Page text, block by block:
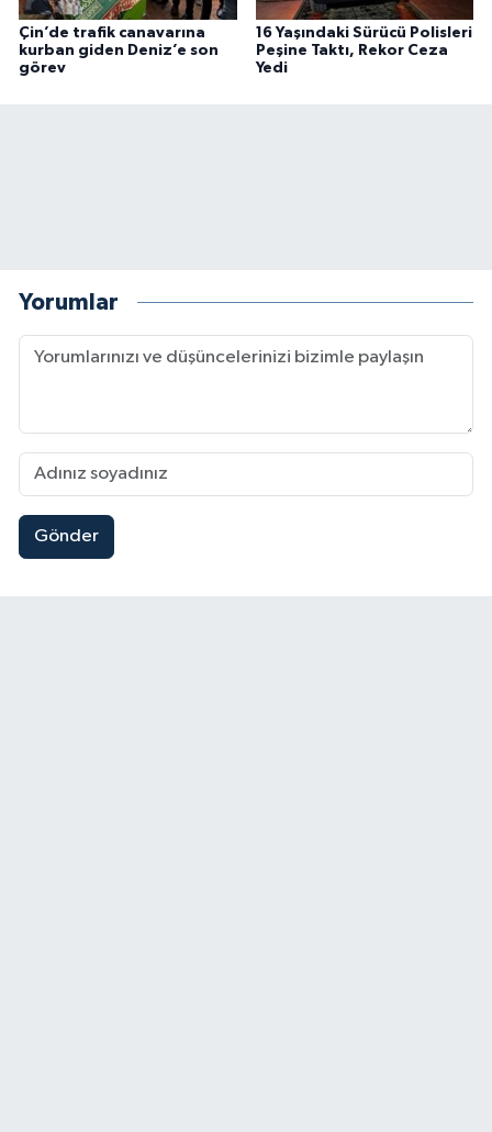
Çin’de trafik canavarına
kurban giden Deniz’e son
görev
16 Yaşındaki Sürücü Polisleri
Peşine Taktı, Rekor Ceza
Yedi
Yorumlar
Gönder